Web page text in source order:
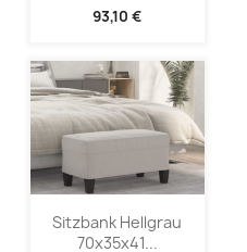
93,10 €
Sitzbank Hellgrau
70x35x41...